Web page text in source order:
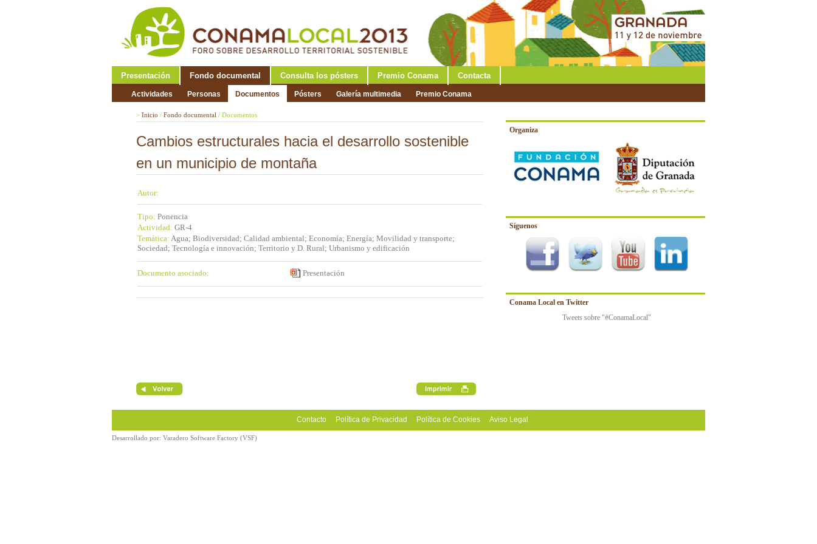
Presentación Fondo documental Consulta los pósters Premio Conama Contacta
Actividades Personas Documentos Pósters Galería multimedia Premio Conama
Organiza
Síguenos
Conama Local en Twitter
Tweets sobre "#ConamaLocal"
> Inicio / Fondo documental / Documentos
Cambios estructurales hacia el desarrollo sostenible
en un municipio de montaña
Autor:
Tipo: Ponencia
Actividad: GR-4
Temática: Agua; Biodiversidad; Calidad ambiental; Economía; Energía; Movilidad y transporte;
Sociedad; Tecnología e innovación; Territorio y D. Rural; Urbanismo y edificación
Documento asociado: Presentación
Contacto Política de Privacidad Política de Cookies Aviso Legal
Desarrollado por: Varadero Software Factory (VSF)